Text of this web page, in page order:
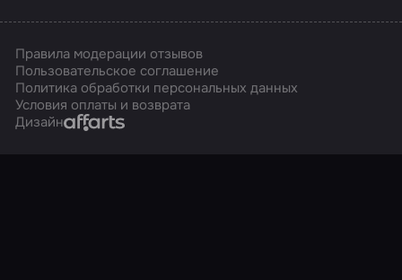
Правила модерации отзывов
Пользовательское соглашение
Политика обработки персональных данных
Условия оплаты и возврата
ДизайнAffarts